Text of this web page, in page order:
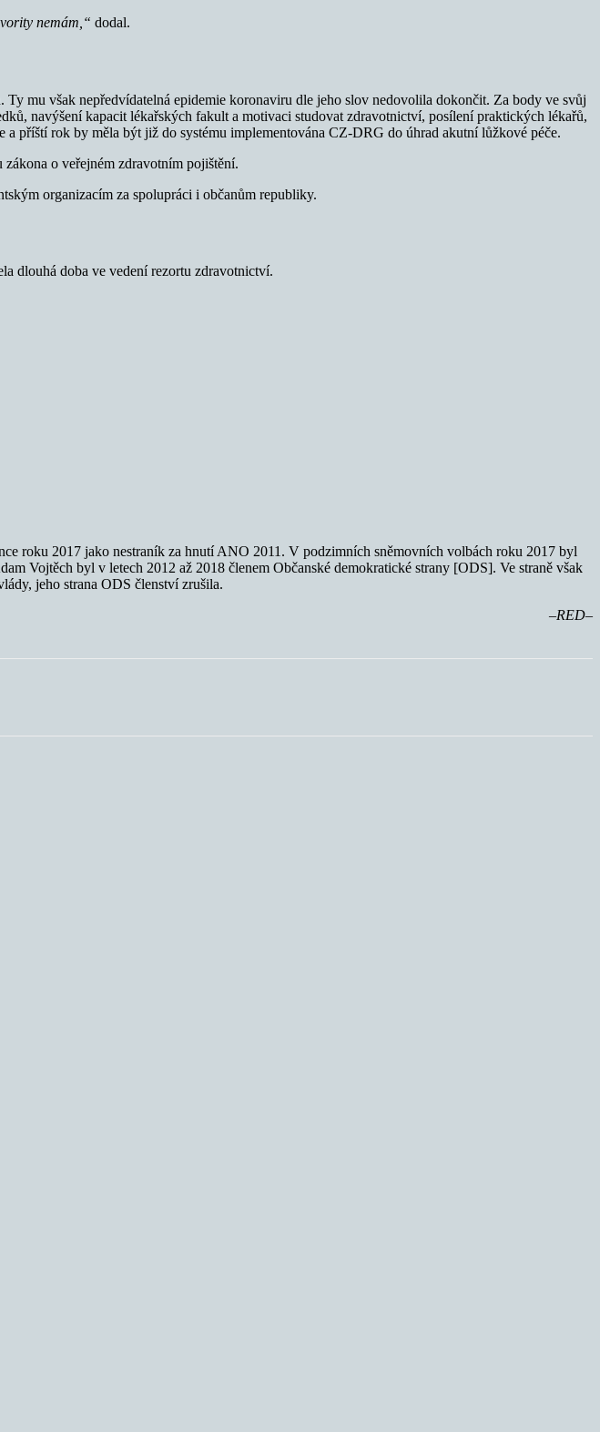
nemám,“ dodal.
mu však nepředvídatelná epidemie koronaviru dle jeho slov nedovolila dokončit. Za body ve svůj
navýšení kapacit lékařských fakult a motivaci studovat zdravotnictví, posílení praktických lékařů,
příští rok by měla být již do systému implementována CZ-DRG do úhrad akutní lůžkové péče.
o veřejném zdravotním pojištění.
organizacím za spolupráci i občanům republiky.
dlouhá doba ve vedení rezortu zdravotnictví.
roku 2017 jako nestraník za hnutí ANO 2011. V podzimních sněmovních volbách roku 2017 byl
Vojtěch byl v letech 2012 až 2018 členem Občanské demokratické strany [ODS]. Ve straně však
jeho strana ODS členství zrušila.
–RED–